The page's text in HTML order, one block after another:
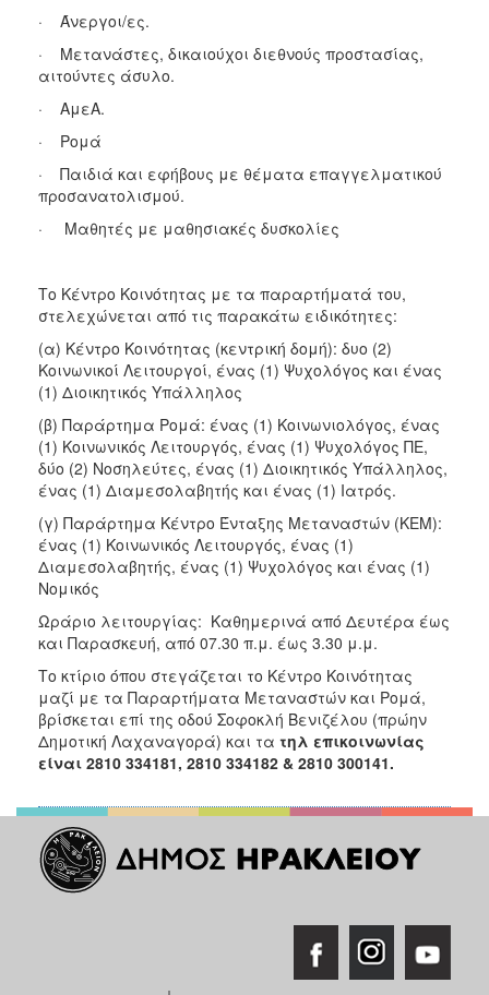
ΠΟΛΙΤΙΣΜΟΣ
· Άνεργοι/ες.
· Μετανάστες, δικαιούχοι διεθνούς προστασίας,
αιτούντες άσυλο.
· ΑμεΑ.
· Ρομά
· Παιδιά και εφήβους με θέματα επαγγελματικού
προσανατολισμού.
· Μαθητές με μαθησιακές δυσκολίες
Το Κέντρο Κοινότητας με τα παραρτήματά του,
στελεχώνεται από τις παρακάτω ειδικότητες:
(α) Κέντρο Κοινότητας (κεντρική δομή): δυο (2)
Κοινωνικοί Λειτουργοί, ένας (1) Ψυχολόγος και ένας
(1) Διοικητικός Υπάλληλος
(β) Παράρτημα Ρομά: ένας (1) Κοινωνιολόγος, ένας
(1) Κοινωνικός Λειτουργός, ένας (1) Ψυχολόγος ΠΕ,
δύο (2) Νοσηλεύτες, ένας (1) Διοικητικός Υπάλληλος,
ένας (1) Διαμεσολαβητής και ένας (1) Ιατρός.
(γ) Παράρτημα Κέντρο Ένταξης Μεταναστών (ΚΕΜ):
ένας (1) Κοινωνικός Λειτουργός, ένας (1)
Διαμεσολαβητής, ένας (1) Ψυχολόγος και ένας (1)
Νομικός
Ωράριο λειτουργίας: Καθημερινά από Δευτέρα έως
και Παρασκευή, από 07.30 π.μ. έως 3.30 μ.μ.
Το κτίριο όπου στεγάζεται το Κέντρο Κοινότητας
μαζί με τα Παραρτήματα Μεταναστών και Ρομά,
βρίσκεται επί της οδού Σοφοκλή Βενιζέλου (πρώην
Δημοτική Λαχαναγορά) και τα τηλ επικοινωνίας
είναι 2810 334181, 2810 334182 & 2810 300141.